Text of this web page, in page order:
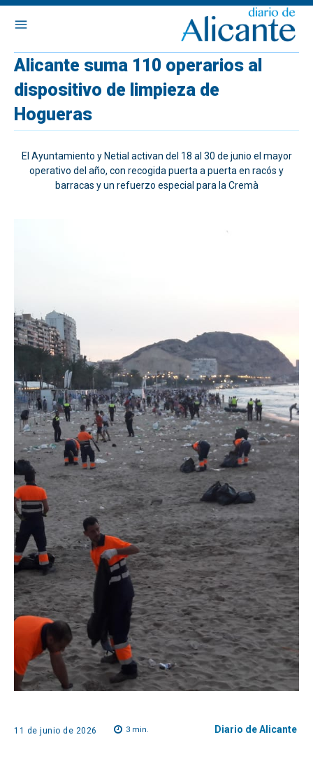
Alicante suma 110 operarios al
dispositivo de limpieza de
Hogueras
El Ayuntamiento y Netial activan del 18 al 30 de junio el mayor
operativo del año, con recogida puerta a puerta en racós y
barracas y un refuerzo especial para la Cremà
11 de junio de 2026 3min. Diario de Alicante